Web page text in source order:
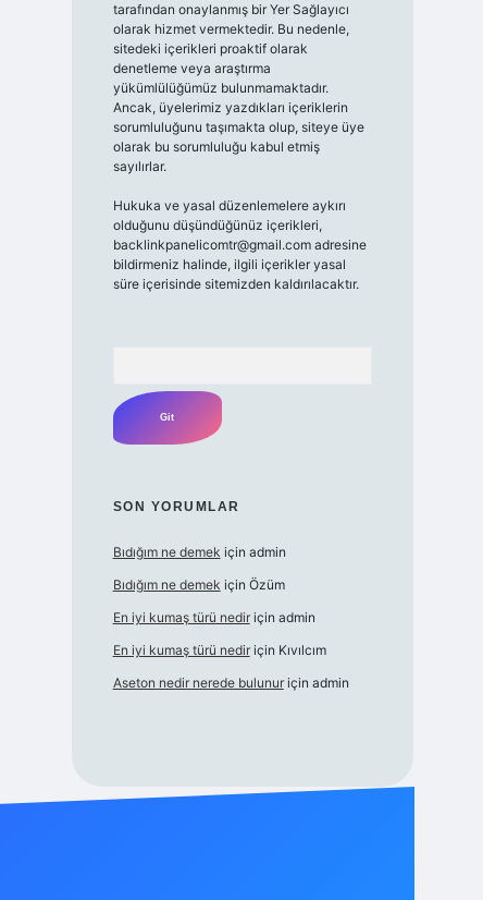
tarafından onaylanmış bir Yer Sağlayıcı
olarak hizmet vermektedir. Bu nedenle,
sitedeki içerikleri proaktif olarak
denetleme veya araştırma
yükümlülüğümüz bulunmamaktadır.
Ancak, üyelerimiz yazdıkları içeriklerin
sorumluluğunu taşımakta olup, siteye üye
olarak bu sorumluluğu kabul etmiş
sayılırlar.
Hukuka ve yasal düzenlemelere aykırı
olduğunu düşündüğünüz içerikleri,
backlinkpanelicomtr@gmail.comadresine
bildirmeniz halinde, ilgili içerikler yasal
süre içerisinde sitemizden kaldırılacaktır.
SON YORUMLAR
Bıdığım ne demek için admin
Bıdığım ne demek için Özüm
En iyi kumaş türü nediriçin admin
En iyi kumaş türü nediriçin Kıvılcım
Aseton nedir nerede bulunuriçin admin